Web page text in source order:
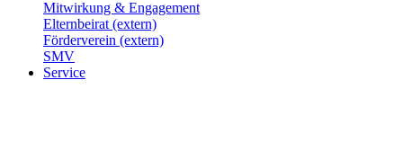
Mitwirkung & Engagement
Elternbeirat (extern)
Förderverein (extern)
SMV
Service